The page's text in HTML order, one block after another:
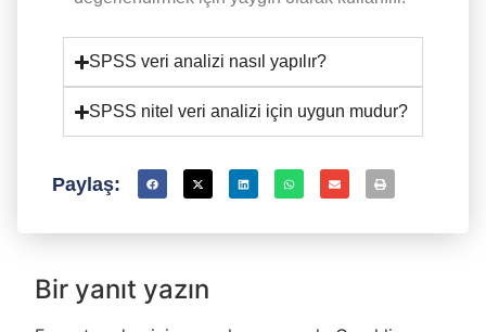
SPSS veri analizi nasıl yapılır?
SPSS nitel veri analizi için uygun mudur?
Paylaş:
Bir yanıt yazın